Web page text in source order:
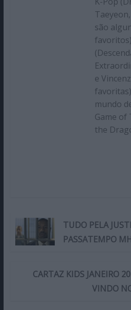
são
e
mundo
Game of
the
TUDO PELA
PASSATEMPO
CARTAZ KIDS JANEIRO
VINDO